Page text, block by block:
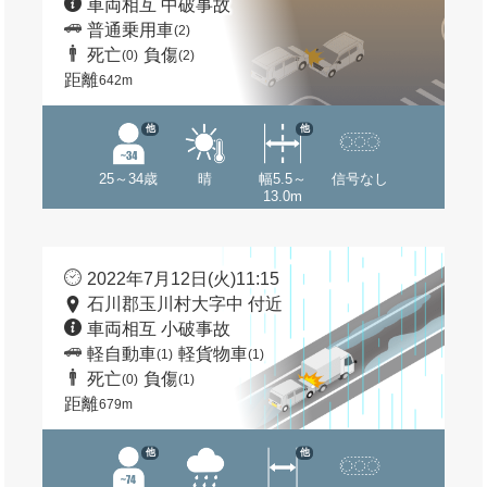
車両相互 中破事故
普通乗用車(2)
死亡(0) 負傷(2)
距離642m
25～34歳
他
晴
幅5.5～
13.0m
他
信号なし
2022年7月12日(火)11:15
石川郡玉川村大字中 付近
車両相互 小破事故
軽自動車(1) 軽貨物車(1)
死亡(0) 負傷(1)
距離679m
他 他